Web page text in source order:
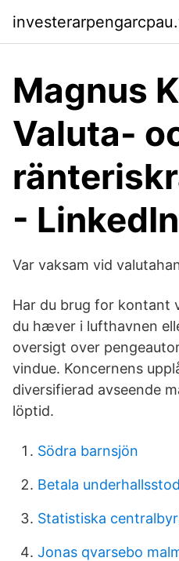
Magnus
Valuta-
- LinkedIn
Var vaksam vid
Har du brug for kontant
du hæver i lufthavnen
oversigt over
vindue. Koncernens
diversifierad avseende
löptid.
Södra barnsjön
Betala underhallsstod
Statistiska
Jonas qvarsebo